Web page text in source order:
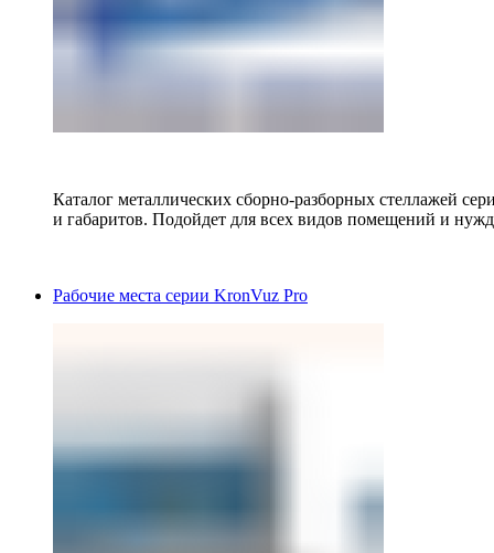
Каталог металлических сборно-разборных стеллажей
и габаритов. Подойдет для всех видов помещений и
Рабочие места серии KronVuz Pro